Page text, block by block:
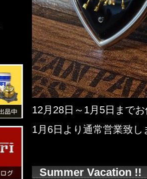
12月28日～1月5日まで
1月6日より通常営業致し
Summer Vacation !!